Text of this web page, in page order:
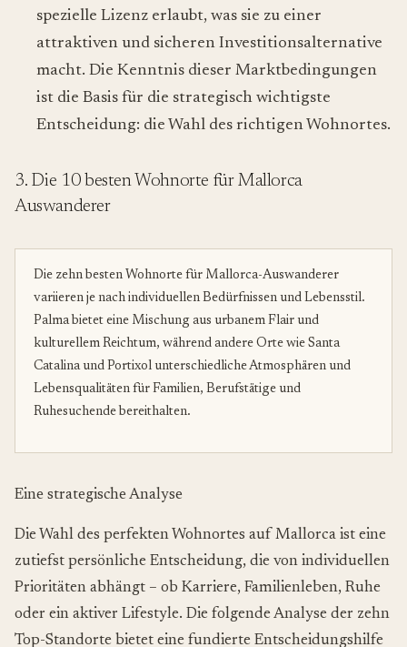
spezielle Lizenz erlaubt, was sie zu einer
attraktiven und sicheren Investitionsalternative
macht. Die Kenntnis dieser Marktbedingungen
ist die Basis für die strategisch wichtigste
Entscheidung: die Wahl des richtigen Wohnortes.
3. Die 10 besten Wohnorte für Mallorca
Auswanderer
Die zehn besten Wohnorte für Mallorca-Auswanderer
variieren je nach individuellen Bedürfnissen und Lebensstil.
Palma bietet eine Mischung aus urbanem Flair und
kulturellem Reichtum, während andere Orte wie Santa
Catalina und Portixol unterschiedliche Atmosphären und
Lebensqualitäten für Familien, Berufstätige und
Ruhesuchende bereithalten.
Eine strategische Analyse
Die Wahl des perfekten Wohnortes auf Mallorca ist eine
zutiefst persönliche Entscheidung, die von individuellen
Prioritäten abhängt – ob Karriere, Familienleben, Ruhe
oder ein aktiver Lifestyle. Die folgende Analyse der zehn
Top-Standorte bietet eine fundierte Entscheidungshilfe